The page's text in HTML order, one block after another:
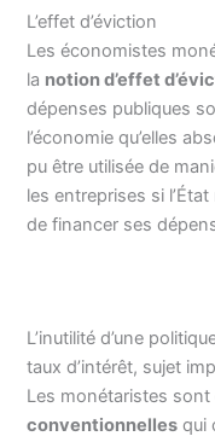
L’effet d’éviction
Les économistes
la notion d’effet
dépenses publiques
l’économie qu’elles
pu être utilisée de
les entreprises si
de financer ses
L’inutilité d’une
taux d’intérêt, sujet
Les monétaristes sont
conventionnelles qui